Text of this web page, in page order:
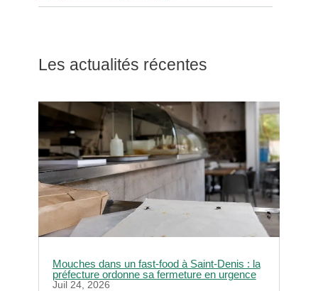
Les actualités récentes
Mouches dans un fast-food à Saint-Denis : la
préfecture ordonne sa fermeture en urgence
Juil 24, 2026